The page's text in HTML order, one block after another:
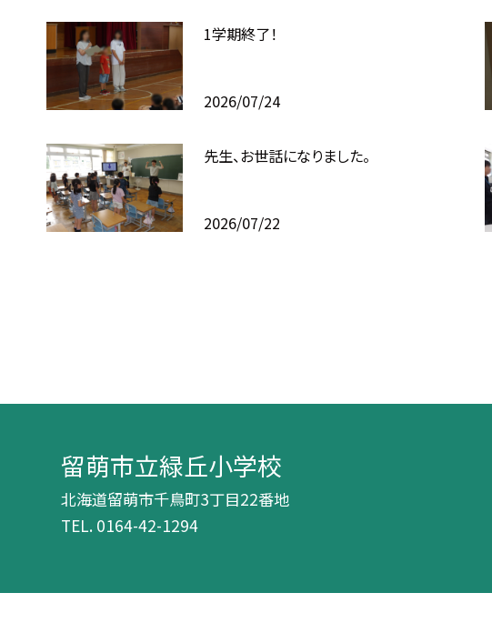
1学期終了！
2026/07/24
先生、お世話になりました。
2026/07/22
留萌市立緑丘小学校
北海道留萌市千鳥町3丁目22番地
TEL. 0164-42-1294